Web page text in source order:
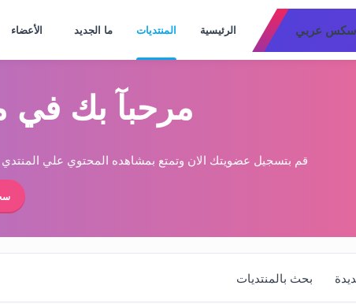
الرئيسية المنتديات ما الجديد الأعضاء
مرحبآ بك في
قم بتسجيل عضويتك الان وتمتع بمشاهده المحتوي علي
بحث بالمنتديات